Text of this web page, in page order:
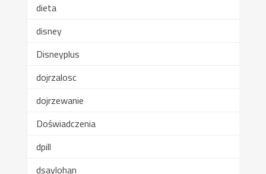
dieta
disney
Disneyplus
dojrzalosc
dojrzewanie
Doświadczenia
dpill
dsaylohan